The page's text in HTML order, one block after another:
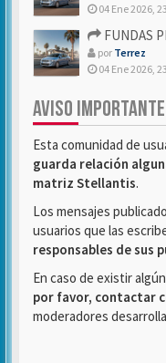
04 Ene 2026,
FUNDAS
por Terrez
04 Ene 2026,
AVISO IMPORTANTE
Esta comunidad de
guarda relación
matriz Stellantis.
Los mensajes
usuarios que las
responsables de sus
En caso de existir
por favor, contactar
moderadores